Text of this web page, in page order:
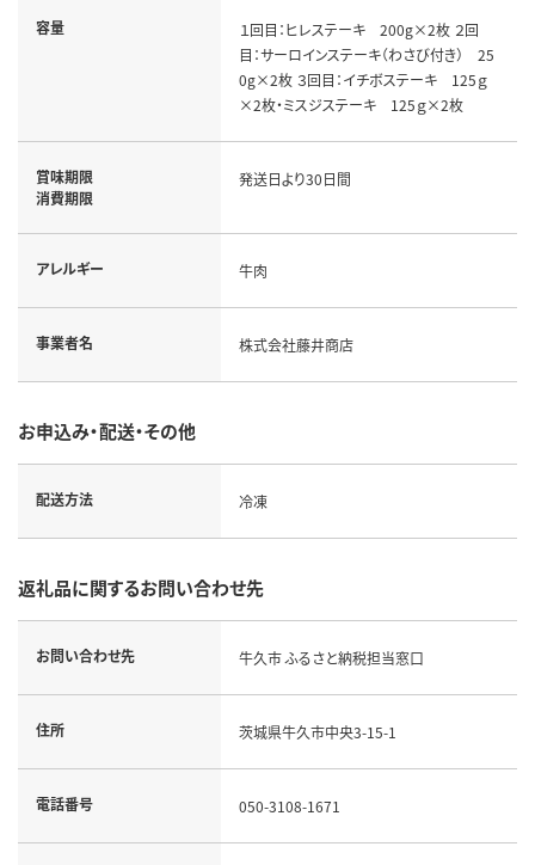
容量
１回目：ヒレステーキ 200g×2枚 ２回
目：サーロインステーキ（わさび付き） 25
0g×2枚 ３回目：イチボステーキ 125ｇ
×2枚・ミスジステーキ 125ｇ×2枚
賞味期限
消費期限
発送日より30日間
アレルギー 牛肉
事業者名 株式会社藤井商店
お申込み・配送・その他
配送方法 冷凍
返礼品に関するお問い合わせ先
お問い合わせ先 牛久市 ふるさと納税担当窓口
住所 茨城県牛久市中央3-15-1
電話番号 050-3108-1671